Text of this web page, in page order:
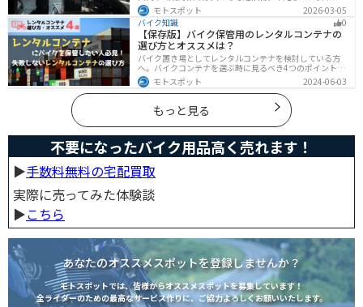
保管方法や絶縁などの注意点、無料・低コストで回収し
てもらう方法、買い取りの可否を解説。ナップスやオー
トバックス、イエローハットなどの回収対応店舗も紹介
します。
モトスポット
2026-03-05
バイク知識
0
【保存版】バイク保管用のレンタルコンテナの
選び方とオススメは？
バイク置き場としてレンタルコンテナを検討している方
へ。バイクコンテナを選ぶ時に見るべき4つのポイントと
オススメのレンタルコンテナ会社を徹底解説。これさえ
読めば自分に最適なレンタルコンテナを見つけることが
できます。
モトスポット 2024-06-03
もっと見る
不要になったバイク用品高く売れます！
▶︎手数料無料の宅配買取
実際に売ってみた体験談
▶︎こちら
あなたのオススメスポットを登録しませんか？
モトスポットでは、皆様からオススメスポットを募集しています！
全ライダーのための最高なサービス作りに、ご協力よろしくお願いいたします。